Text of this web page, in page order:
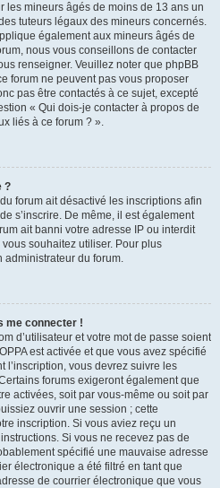
les mineurs âgés de moins de 13 ans un
tuteurs légaux des mineurs concernés.
également aux mineurs âgés de
nous vous conseillons de contacter
renseigner. Veuillez noter que phpBB
forum ne peuvent pas vous proposer
pas être contactés à ce sujet, excepté
« Qui dois-je contacter à propos de
liés à ce forum ? ».
?
forum ait désactivé les inscriptions afin
s’inscrire. De même, il est également
ait banni votre adresse IP ou interdit
vous souhaitez utiliser. Pour plus
administrateur du forum.
me connecter !
d’utilisateur et votre mot de passe soient
est activée et que vous avez spécifié
l’inscription, vous devrez suivre les
forums exigeront également que
activées, soit par vous-même ou soit par
ouvrir une session ; cette
inscription. Si vous aviez reçu un
Si vous ne recevez pas de
spécifié une mauvaise adresse
électronique a été filtré en tant que
de courrier électronique que vous